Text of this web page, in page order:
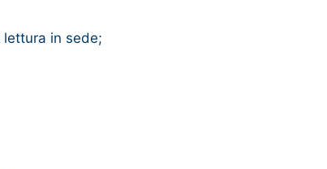
lettura in sede;